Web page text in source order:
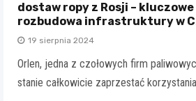
dostaw ropy z Rosji –
rozbudowa infrastruktury w
19 sierpnia 2024
Orlen, jedna z czołowych firm
stanie całkowicie zaprzestać